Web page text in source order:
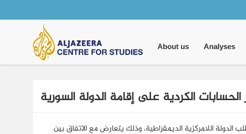
Main
navigation
About us Analyses
الحسابات الكردية على إقامة الدولة السورية
اللامركزية الديمقراطية، وذلك يتعارض مع الاتفاق بين